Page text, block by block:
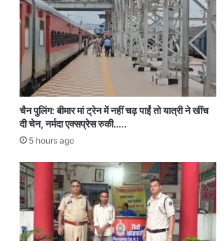
चैन पुलिंग: बीमार मां ट्रेन में नहीं चढ़ पाईं तो यात्री ने खींच
दी चेन, नर्मदा एक्सप्रेस रुकी…..
5 hours ago